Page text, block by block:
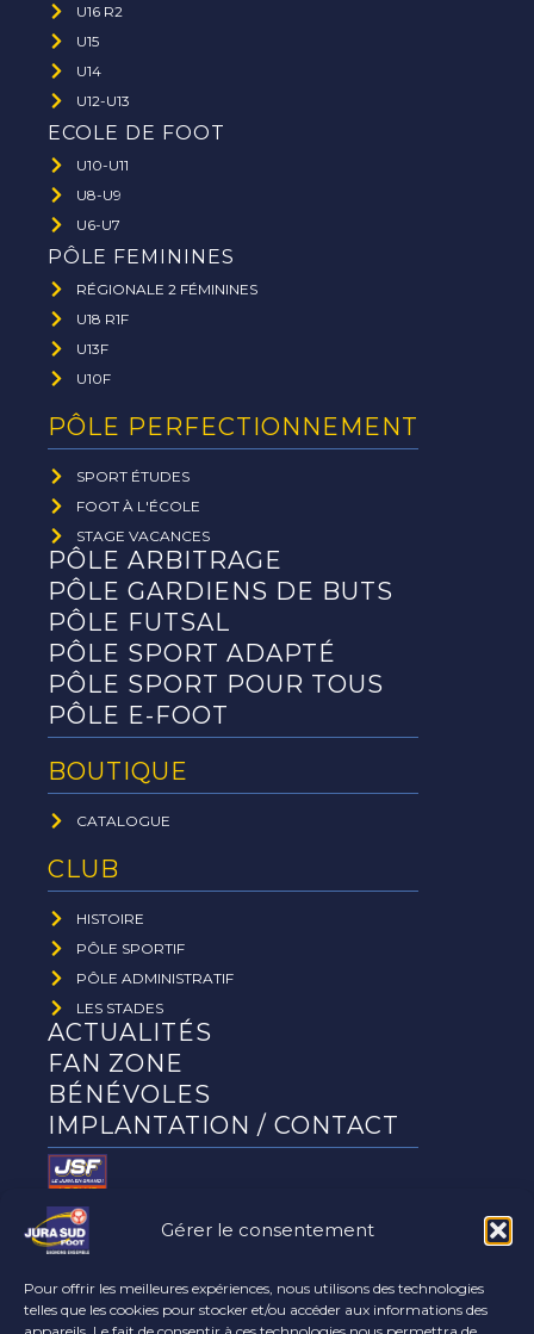
Gérer le consentement
Pour offrir les meilleures expériences, nous utilisons des technologies
telles que les cookies pour stocker et/ou accéder aux informations des
CLUB
HISTOIRE
PÔLE SPORTIF
PÔLE ADMINISTRATIF
LES STADES
ACTUALITÉS
FAN ZONE
BÉNÉVOLES
IMPLANTATION / CONTACT
Le club
partenaires
U16 R2
U15
U14
U12-U13
ECOLE DE FOOT
U10-U11
U8-U9
U6-U7
PÔLE FEMININES
RÉGIONALE 2 FÉMININES
U18 R1F
U13F
U10F
PÔLE PERFECTIONNEMENT
SPORT ÉTUDES
FOOT À L'ÉCOLE
STAGE VACANCES
PÔLE ARBITRAGE
PÔLE GARDIENS DE BUTS
PÔLE FUTSAL
PÔLE SPORT ADAPTÉ
PÔLE SPORT POUR TOUS
PÔLE E-FOOT
BOUTIQUE
CATALOGUE